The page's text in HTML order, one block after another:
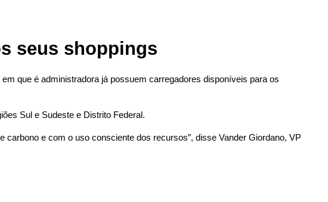
seus shoppings
que é administradora já possuem carregadores disponíveis para os
Sul e Sudeste e Distrito Federal.
e com o uso consciente dos recursos”, disse Vander Giordano, VP